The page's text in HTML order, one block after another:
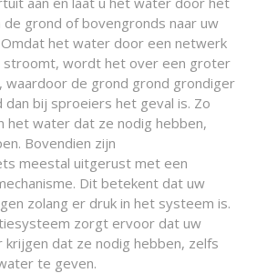
grond of bovengronds naar uw
het water door een netwerk
stroomt, wordt het over een groter
waardoor de grond grond grondiger
bij sproeiers het geval is. Zo
het water dat ze nodig hebben,
Bovendien zijn
meestal uitgerust met een
Dit betekent dat uw
zolang er druk in het systeem is.
zorgt ervoor dat uw
dat ze nodig hebben, zelfs
te geven.